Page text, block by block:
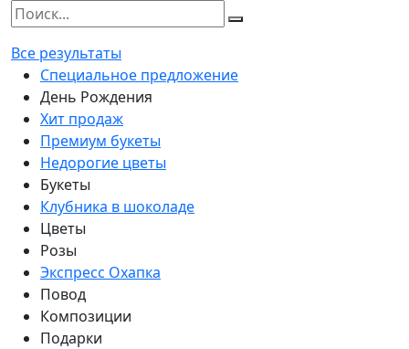
Все результаты
Специальное предложение
День Рождения
Хит продаж
Премиум букеты
Недорогие цветы
Букеты
Клубника в шоколаде
Цветы
Розы
Экспресс Охапка
Повод
Композиции
Подарки